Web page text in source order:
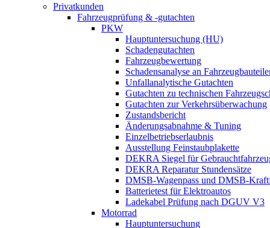
Privatkunden
Fahrzeugprüfung & -gutachten
PKW
Hauptuntersuchung (HU)
Schadengutachten
Fahrzeugbewertung
Schadensanalyse an
Unfallanalytische Gutachten
Gutachten zu technischen
Gutachten zur Verkehrsüberwachung
Zustandsbericht
Änderungsabnahme & Tuning
Einzelbetriebserlaubnis
Ausstellung Feinstaubplakette
DEKRA Siegel für
DEKRA Reparatur Stundensätze
DMSB-Wagenpass und DMSB-
Batterietest für Elektroautos
Ladekabel Prüfung nach DGUV V3
Motorrad
Hauptuntersuchung